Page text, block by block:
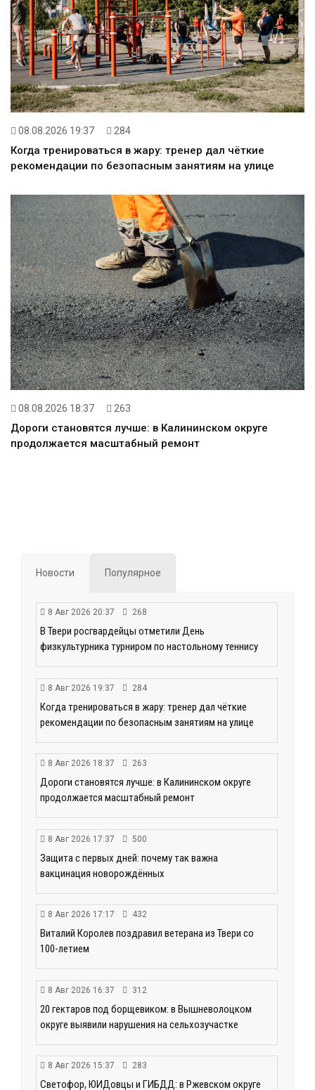
08.08.2026 19:37 284
Когда тренироваться в жару: тренер дал чёткие
рекомендации по безопасным занятиям на улице
08.08.2026 18:37 263
Дороги становятся лучше: в Калининском округе
продолжается масштабный ремонт
Новости Популярное
8 Авг 2026 20:37 268
В Твери росгвардейцы отметили День
физкультурника турниром по настольному теннису
8 Авг 2026 19:37 284
Когда тренироваться в жару: тренер дал чёткие
рекомендации по безопасным занятиям на улице
8 Авг 2026 18:37 263
Дороги становятся лучше: в Калининском округе
продолжается масштабный ремонт
8 Авг 2026 17:37 500
Защита с первых дней: почему так важна
вакцинация новорождённых
8 Авг 2026 17:17 432
Виталий Королев поздравил ветерана из Твери со
100-летием
8 Авг 2026 16:37 312
20 гектаров под борщевиком: в Вышневолоцком
округе выявили нарушения на сельхозучастке
8 Авг 2026 15:37 283
Светофор, ЮИДовцы и ГИБДД: в Ржевском округе